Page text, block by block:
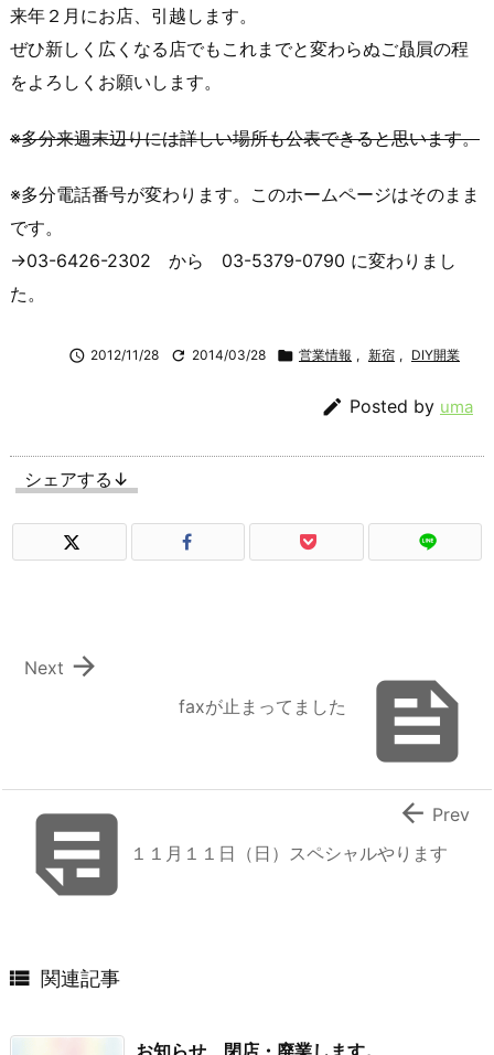
来年２月にお店、引越します。
ぜひ新しく広くなる店でもこれまでと変わらぬご贔屓の程
をよろしくお願いします。
※多分来週末辺りには詳しい場所も公表できると思います。
※多分電話番号が変わります。このホームページはそのまま
です。
→03-6426-2302 から 03-5379-0790 に変わりまし
た。
 2012/11/28  2014/03/28  営業情報 , 新宿 , DIY開業
 Posted by uma
シェアする↓

faxが止まってました

Next
 １１月１１日（日）スペシャルやります
 Prev
 関連記事
お知らせ 閉店・廃業します。